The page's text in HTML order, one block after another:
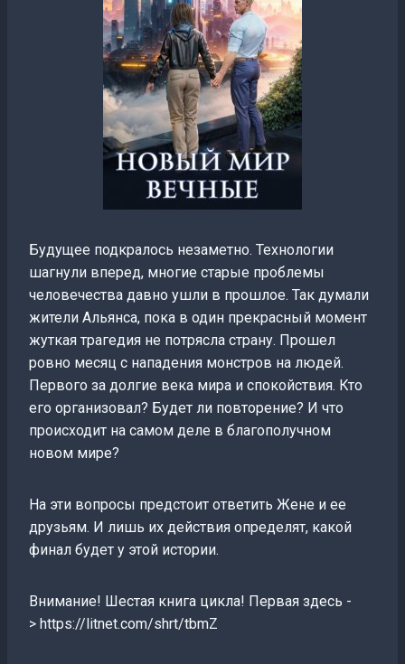
Будущее подкралось незаметно. Технологии
шагнули вперед, многие старые проблемы
человечества давно ушли в прошлое. Так думали
жители Альянса, пока в один прекрасный момент
жуткая трагедия не потрясла страну. Прошел
ровно месяц с нападения монстров на людей.
Первого за долгие века мира и спокойствия. Кто
его организовал? Будет ли повторение? И что
происходит на самом деле в благополучном
новом мире?
На эти вопросы предстоит ответить Жене и ее
друзьям. И лишь их действия определят, какой
финал будет у этой истории.
Внимание! Шестая книга цикла! Первая здесь -
> https://litnet.com/shrt/tbmZ